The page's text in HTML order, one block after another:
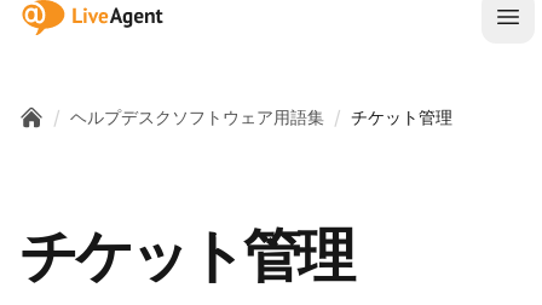
:site.title
メ
/ ヘルプデスクソフトウェア用語集 / チケット管理
チケット管理